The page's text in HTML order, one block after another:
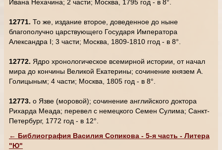
Ивана Нехачина; 2 части; Москва, 1795 год - в 8°.
12771. То же, издание второе, доведенное до ныне
благополучно царствующего Государя Императора
Александра I; 3 части; Москва, 1809-1810 ггод - в 8°.
12772. Ядро хронологическое всемирной истории, от начал
мира до кончины Великой Екатерины; сочинение князем А.
Голицыным; 4 части; Москва, 1805 год - в 8°.
12773. о Язве (моровой); сочинение английского доктора
Рихарда Меада; перевел с немецкого Семен Сулима; Санкт-
Петербург, 1772 год - в 12°.
← Библиография Василия Сопикова - 5-я часть - Литера
"Ю"